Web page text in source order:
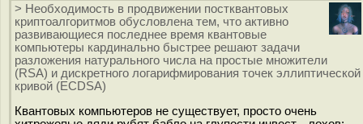
> Необходимость в продвижении постквантовых
криптоалгоритмов обусловлена тем, что активно
развивающиеся последнее время квантовые
компьютеры кардинально быстрее решают задачи
разложения натурального числа на простые множители
(RSA) и дискретного логарифмирования точек эллиптической
кривой (ECDSA)
Квантовых компьютеров не существует, просто очень